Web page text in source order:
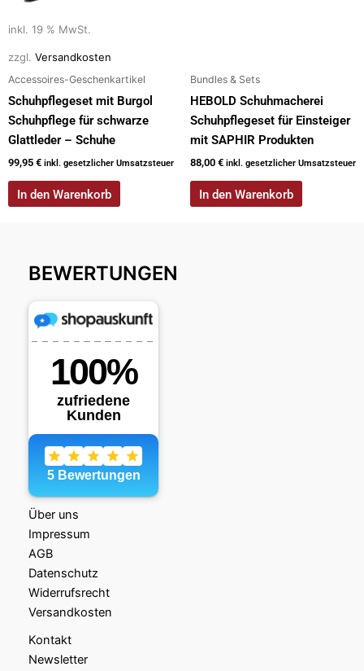
inkl. 19 % MwSt.
zzgl. Versandkosten
Accessoires-Geschenkartikel
Schuhpflegeset mit Burgol
Schuhpflege für schwarze
Glattleder – Schuhe
99,95 € inkl. gesetzlicher Umsatzsteuer
In den Warenkorb
Bundles & Sets
HEBOLD Schuhmacherei
Schuhpflegeset für Einsteiger
mit SAPHIR Produkten
88,00 € inkl. gesetzlicher Umsatzsteuer
In den Warenkorb
BEWERTUNGEN
Über uns
Impressum
AGB
Datenschutz
Widerrufsrecht
Versandkosten
Kontakt
Newsletter